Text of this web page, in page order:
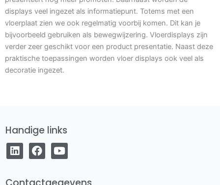
displays veel ingezet als informatiepunt. Totems met een
vloerplaat zien we ook regelmatig voorbij komen. Dit kan je
bijvoorbeeld gebruiken als bewegwijzering. Vloerdisplays zijn
verder zeer geschikt voor een product presentatie. Naast deze
praktische toepassingen worden vloer displays ook veel als
decoratie ingezet.
Handige links
L
i
n
e
F
a
c
b
Y
o
u
u